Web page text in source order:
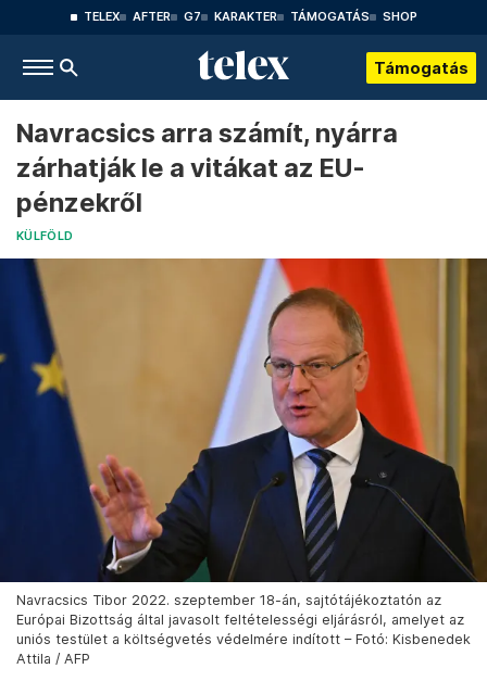
TELEX AFTER G7 KARAKTER TÁMOGATÁS SHOP
Támogatás
Navracsics arra számít, nyárra
zárhatják le a vitákat az EU-
pénzekről
KÜLFÖLD
Navracsics Tibor 2022. szeptember 18-án, sajtótájékoztatón az
Európai Bizottság által javasolt feltételességi eljárásról, amelyet az
uniós testület a költségvetés védelmére indított – Fotó: Kisbenedek
Attila / AFP